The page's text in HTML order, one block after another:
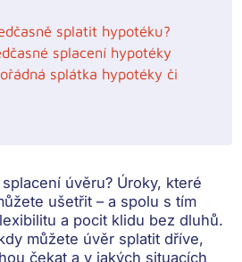
splatit hypotéku?
splacení hypotéky
splátka hypotéky či
úvěru? Úroky, které
ušetřit – a spolu s tím
a pocit klidu bez dluhů.
můžete úvěr splatit dříve,
čekat a v jakých situacích